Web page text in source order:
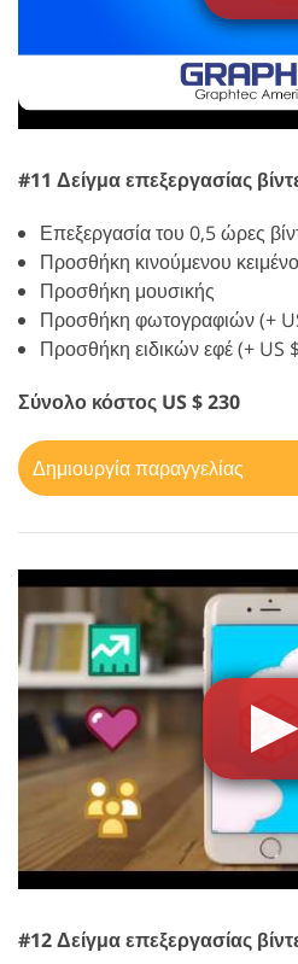
#11 Δείγμα επεξεργασίας
Επεξεργασία του 0,5 ώρες
Προσθήκη κινούμενου
Προσθήκη μουσικής
Προσθήκη φωτογραφιών (+
Προσθήκη ειδικών εφέ (+ US
Σύνολο κόστος US $ 230
Δημιουργία παραγγελίας
#12 Δείγμα επεξεργασίας